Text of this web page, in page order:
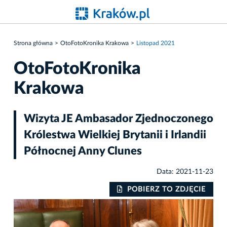
Strona główna OtoFotoKronika Krakowa Listopad 2021
OtoFotoKronika
Krakowa
Wizyta JE Ambasador Zjednoczonego
Królestwa Wielkiej Brytanii i Irlandii
Północnej Anny Clunes
Data: 2021-11-23
POBIERZ TO ZDJĘCIE